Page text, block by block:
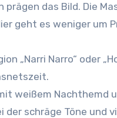
das Bild. Die
geht es weniger um
„Narri Narro“ oder
weißem Nachthemd
der schräge Töne und